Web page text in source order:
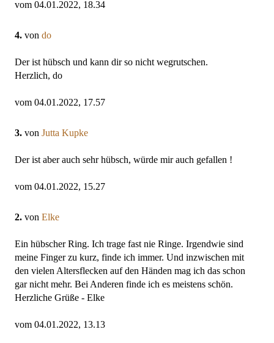
vom 04.01.2022, 18.34
4. von do
Der ist hübsch und kann dir so nicht wegrutschen.
Herzlich, do
vom 04.01.2022, 17.57
3. von Jutta Kupke
Der ist aber auch sehr hübsch, würde mir auch gefallen !
vom 04.01.2022, 15.27
2. von Elke
Ein hübscher Ring. Ich trage fast nie Ringe. Irgendwie sind
meine Finger zu kurz, finde ich immer. Und inzwischen mit
den vielen Altersflecken auf den Händen mag ich das schon
gar nicht mehr. Bei Anderen finde ich es meistens schön.
Herzliche Grüße - Elke
vom 04.01.2022, 13.13